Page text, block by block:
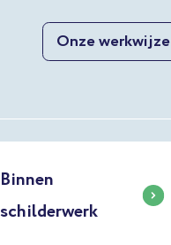
Onze werkwijze
Binnen
schilderwerk